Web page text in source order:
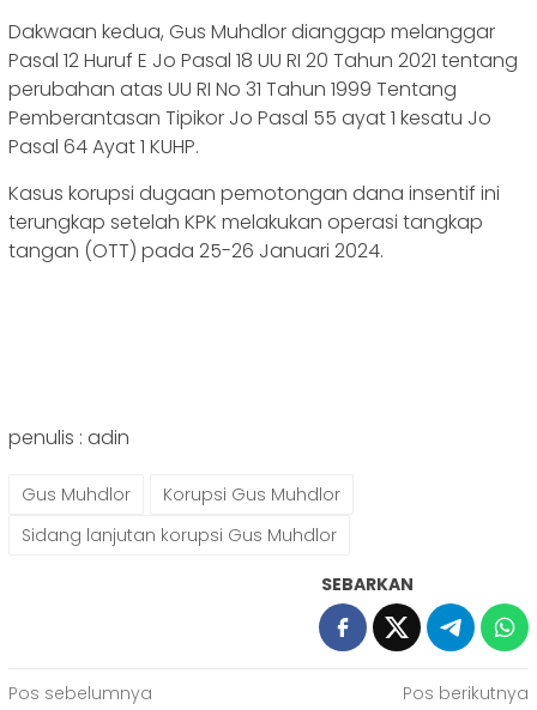
Dakwaan kedua, Gus Muhdlor dianggap melanggar
Pasal 12 Huruf E Jo Pasal 18 UU RI 20 Tahun 2021 tentang
perubahan atas UU RI No 31 Tahun 1999 Tentang
Pemberantasan Tipikor Jo Pasal 55 ayat 1 kesatu Jo
Pasal 64 Ayat 1 KUHP.
Kasus korupsi dugaan pemotongan dana insentif ini
terungkap setelah KPK melakukan operasi tangkap
tangan (OTT) pada 25-26 Januari 2024.
penulis : adin
Gus Muhdlor
Korupsi Gus Muhdlor
Sidang lanjutan korupsi Gus Muhdlor
SEBARKAN
Navigasi
Pos sebelumnya
Pos berikutnya